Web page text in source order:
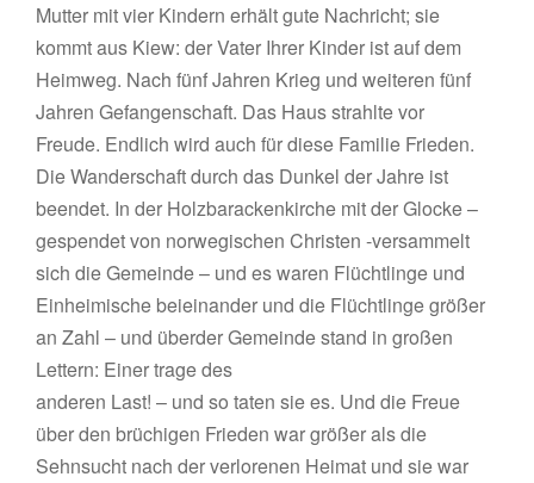
Mutter mit vier Kindern erhält gute Nachricht; sie
kommt aus Kiew: der Vater Ihrer Kinder ist auf dem
Heimweg. Nach fünf Jahren Krieg und weiteren fünf
Jahren Gefangenschaft. Das Haus strahlte vor
Freude. Endlich wird auch für diese Familie Frieden.
Die Wanderschaft durch das Dunkel der Jahre ist
beendet. In der Holzbarackenkirche mit der Glocke –
gespendet von norwegischen Christen -versammelt
sich die Gemeinde – und es waren Flüchtlinge und
Einheimische beieinander und die Flüchtlinge größer
an Zahl – und überder Gemeinde stand in großen
Lettern: Einer trage des
anderen Last! – und so taten sie es. Und die Freue
über den brüchigen Frieden war größer als die
Sehnsucht nach der verlorenen Heimat und sie war